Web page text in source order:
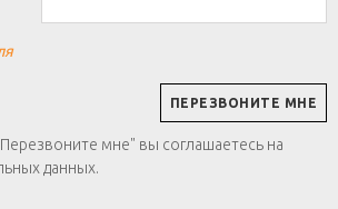
мне" вы соглашаетесь на
данных.